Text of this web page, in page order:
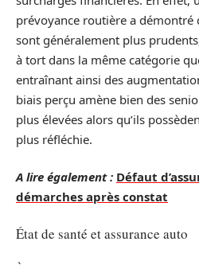
prévoyance routière a démontré
sont généralement plus
à tort dans la même catégorie
entraînant ainsi des
biais perçu amène bien des
plus élevées alors qu’ils
plus réfléchie.
A lire également : Défaut
démarches après constat
État de santé et assurance auto